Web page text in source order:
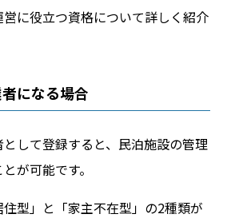
に役立つ資格について詳しく紹介
になる場合
して登録すると、民泊施設の管理
が可能です。
型」と「家主不在型」の2種類が